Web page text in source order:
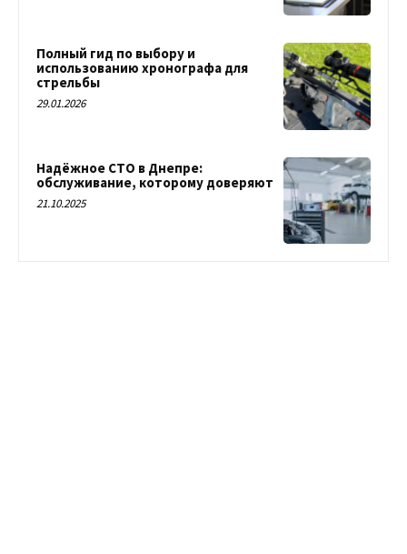
Полный гид по выбору и
использованию хронографа для
стрельбы
29.01.2026
Надёжное СТО в Днепре:
обслуживание, которому доверяют
21.10.2025